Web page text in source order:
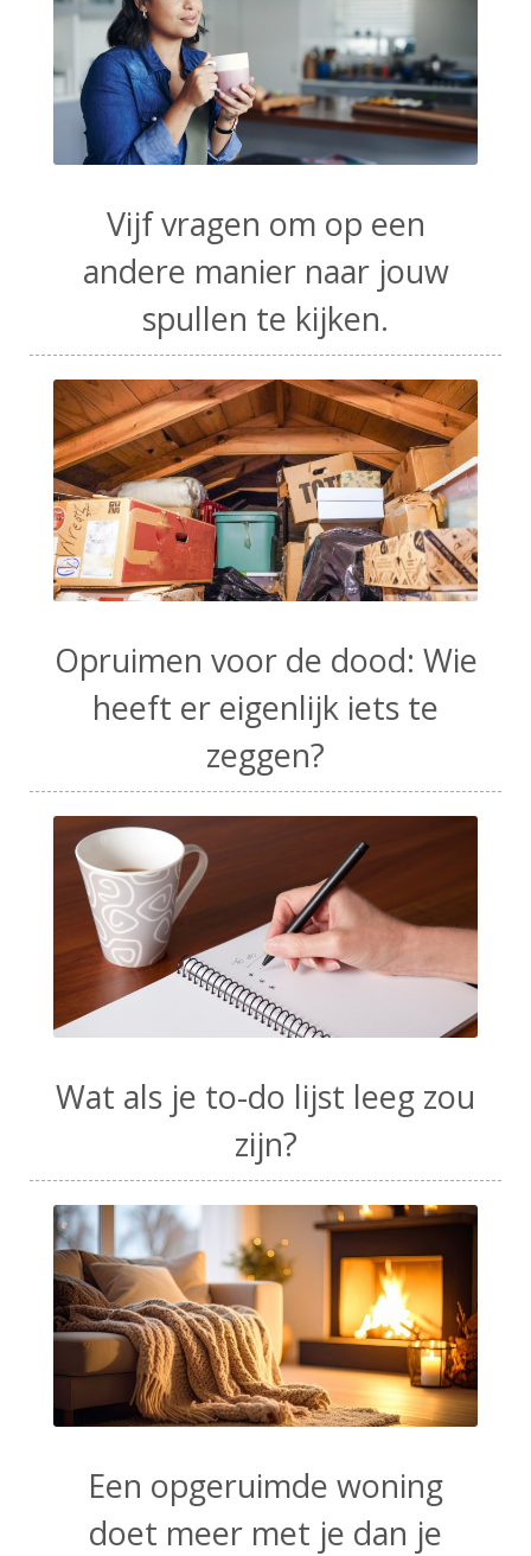
Vijf vragen om op een
andere manier naar jouw
spullen te kijken.
Opruimen voor de dood: Wie
heeft er eigenlijk iets te
zeggen?
Wat als je to-do lijst leeg zou
zijn?
Een opgeruimde woning
doet meer met je dan je